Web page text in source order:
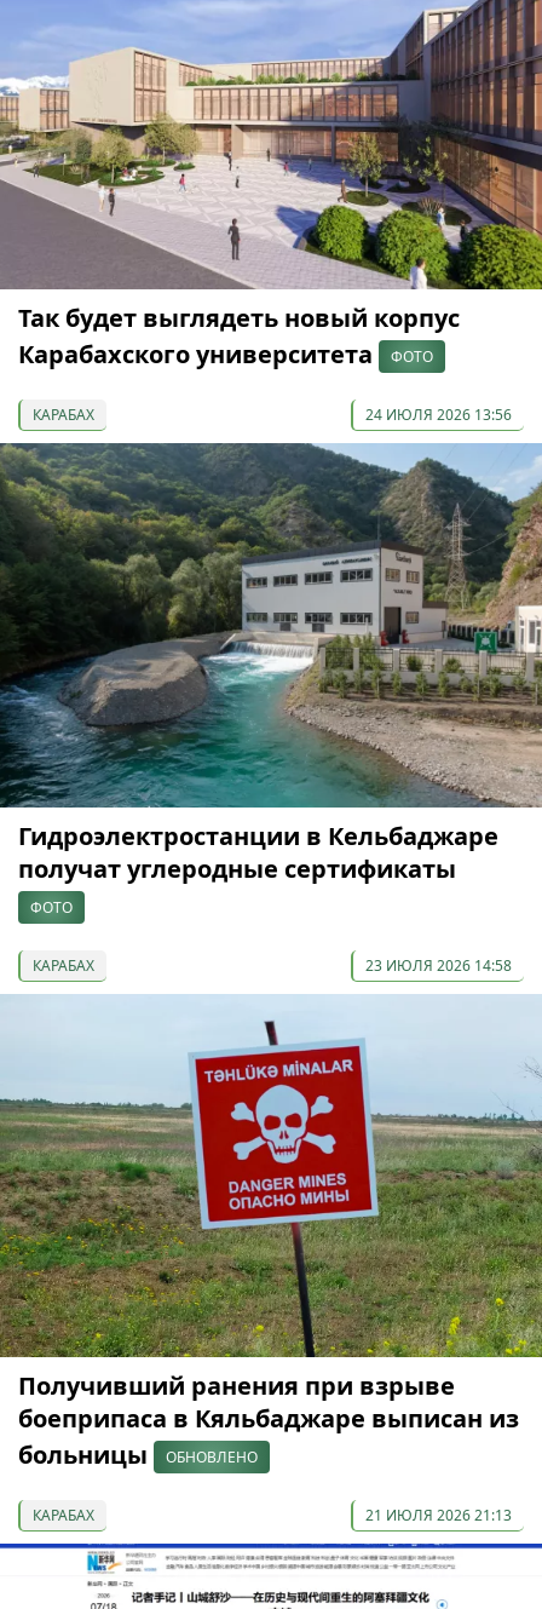
Так будет выглядеть новый корпус
Карабахского университета
ФОТО
КАРАБАХ 24 ИЮЛЯ 2026 13:56
Гидроэлектростанции в Кельбаджаре
получат углеродные сертификаты
ФОТО
КАРАБАХ 23 ИЮЛЯ 2026 14:58
Получивший ранения при взрыве
боеприпаса в Кяльбаджаре выписан из
больницы
ОБНОВЛЕНО
КАРАБАХ 21 ИЮЛЯ 2026 21:13